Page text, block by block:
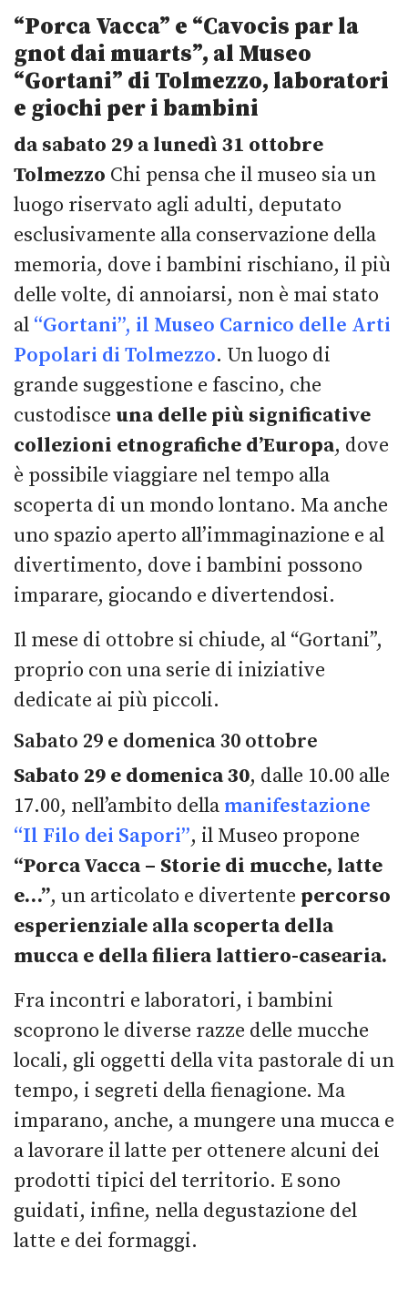
“Porca Vacca” e “Cavocis par la
gnot dai muarts”, al Museo
“Gortani” di Tolmezzo, laboratori
e giochi per i bambini
da sabato 29 a lunedì 31 ottobre
Tolmezzo Chi pensa che il museo sia un
luogo riservato agli adulti, deputato
esclusivamente alla conservazione della
memoria, dove i bambini rischiano, il più
delle volte, di annoiarsi, non è mai stato
al “Gortani”, il Museo Carnico delle Arti
Popolari di Tolmezzo. Un luogo di
grande suggestione e fascino, che
custodisce una delle più significative
collezioni etnografiche d’Europa, dove
è possibile viaggiare nel tempo alla
scoperta di un mondo lontano. Ma anche
uno spazio aperto all’immaginazione e al
divertimento, dove i bambini possono
imparare, giocando e divertendosi.
Il mese di ottobre si chiude, al “Gortani”,
proprio con una serie di iniziative
dedicate ai più piccoli.
Sabato 29 e domenica 30 ottobre
Sabato 29 e domenica 30, dalle 10.00 alle
17.00, nell’ambito della manifestazione
“Il Filo dei Sapori”, il Museo propone
“Porca Vacca – Storie di mucche, latte
e…”, un articolato e divertente percorso
esperienziale alla scoperta della
mucca e della filiera lattiero-casearia.
Fra incontri e laboratori, i bambini
scoprono le diverse razze delle mucche
locali, gli oggetti della vita pastorale di un
tempo, i segreti della fienagione. Ma
imparano, anche, a mungere una mucca e
a lavorare il latte per ottenere alcuni dei
prodotti tipici del territorio. E sono
guidati, infine, nella degustazione del
latte e dei formaggi.